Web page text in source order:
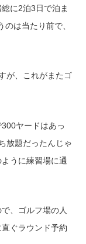
に2泊3日で泊ま
は当たり前で、
が、これがまたゴ
ヤードはあっ
放題だったんじゃ
うに練習場に通
、ゴルフ場の人
ぐラウンド予約